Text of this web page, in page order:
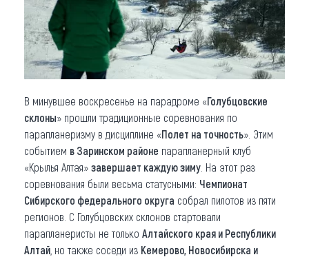
Другие рубрики
В минувшее воскресенье на парадроме «Голубцовские
склоны» прошли традиционные соревнования по
парапланеризму в дисциплине «Полет на точность». Этим
событием в Заринском районе парапланерный клуб
«Крылья Алтая» завершает каждую зиму . На этот раз
соревнования были весьма статусными: Чемпионат
Сибирского федерального округа собрал пилотов из пяти
регионов. С Голубцовских склонов стартовали
парапланеристы не только Алтайского края и Республики
Алтай , но также соседи из Кемерово, Новосибирска и